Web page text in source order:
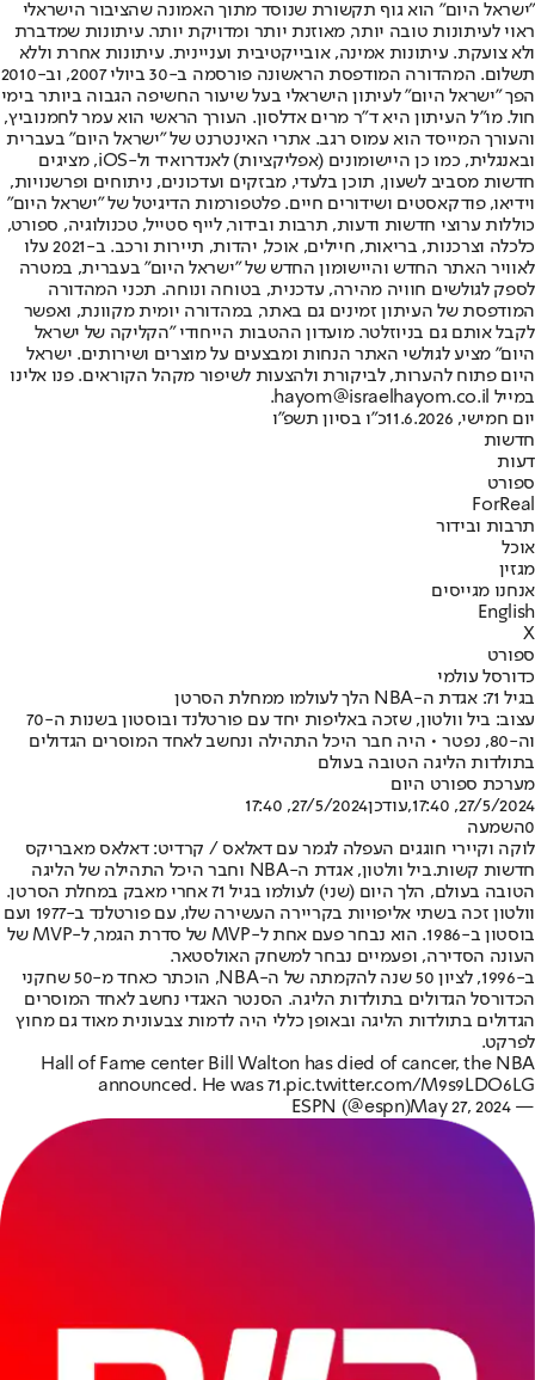
"ישראל היום" הוא גוף תקשורת שנוסד מתוך האמונה שהציבור הישראלי
ראוי לעיתונות טובה יותר, מאוזנת יותר ומדויקת יותר. עיתונות שמדברת
ולא צועקת. עיתונות אמינה, אובייקטיבית ועניינית. עיתונות אחרת וללא
תשלום. המהדורה המודפסת הראשונה פורסמה ב-30 ביולי 2007, וב-2010
הפך "ישראל היום" לעיתון הישראלי בעל שיעור החשיפה הגבוה ביותר בימי
חול. מו"ל העיתון היא ד"ר מרים אדלסון. העורך הראשי הוא עמר לחמנוביץ,
והעורך המייסד הוא עמוס רגב. אתרי האינטרנט של "ישראל היום" בעברית
ובאנגלית, כמו כן היישומונים (אפליקציות) לאנדרואיד ול-iOS, מציגים
חדשות מסביב לשעון, תוכן בלעדי, מבזקים ועדכונים, ניתוחים ופרשנויות,
וידיאו, פודקאסטים ושידורים חיים. פלטפורמות הדיגיטל של "ישראל היום"
כוללות ערוצי חדשות ודעות, תרבות ובידור, לייף סטייל, טכנולוגיה, ספורט,
כלכלה וצרכנות, בריאות, חיילים, אוכל, יהדות, תיירות ורכב. ב-2021 עלו
לאוויר האתר החדש והיישומון החדש של "ישראל היום" בעברית, במטרה
לספק לגולשים חוויה מהירה, עדכנית, בטוחה ונוחה. תכני המהדורה
המודפסת של העיתון זמינים גם באתר, במהדורה יומית מקוונת, ואפשר
לקבל אותם גם בניוזלטר. מועדון ההטבות הייחודי "הקליקה של ישראל
היום" מציע לגולשי האתר הנחות ומבצעים על מוצרים ושירותים. ישראל
היום פתוח להערות, לביקורת ולהצעות לשיפור מקהל הקוראים. פנו אלינו
במייל hayom@israelhayom.co.il.
יום חמישי, 11.6.2026
כ"ו בסיון תשפ"ו
חדשות
דעות
ספורט
ForReal
תרבות ובידור
אוכל
מגזין
אנחנו מגייסים
English
X
ספורט
כדורסל עולמי
בגיל 71: אגדת ה-NBA הלך לעולמו ממחלת הסרטן
עצוב: ביל וולטון, שזכה באליפות יחד עם פורטלנד ובוסטון בשנות ה-70
וה-80, נפטר • היה חבר היכל התהילה ונחשב לאחד המוסרים הגדולים
בתולדות הליגה הטובה בעולם
מערכת ספורט היום
27/5/2024, 17:40
,עודכן27/5/2024, 17:40
0השמעה
לוקה וקיירי חוגגים העפלה לגמר עם דאלאס / קרדיט: דאלאס מאבריקס
חדשות קשות.
ביל וולטון, אגדת ה-NBA וחבר היכל התהילה של הליגה
הטובה בעולם, הלך היום (שני) לעולמו בגיל 71 אחרי מאבק במחלת הסרטן.
וולטון זכה בשתי אליפויות בקריירה העשירה שלו, עם פורטלנד ב-1977 ועם
בוסטון ב-1986. הוא נבחר פעם אחת ל-MVP של סדרת הגמר, ל-MVP של
העונה הסדירה, ופעמיים נבחר למשחק האולסטאר.
ב-1996, לציון 50 שנה להקמתה של ה-NBA, הוכתר כאחד מ-50 שחקני
הכדורסל הגדולים בתולדות הליגה. הסנטר האגדי נחשב לאחד המוסרים
הגדולים בתולדות הליגה ובאופן כללי היה לדמות צבעונית מאוד גם מחוץ
לפרקט.
Hall of Fame center Bill Walton has died of cancer, the NBA
announced. He was 71.pic.twitter.com/M9s9LDO6LG
— ESPN (@espn)
May 27, 2024